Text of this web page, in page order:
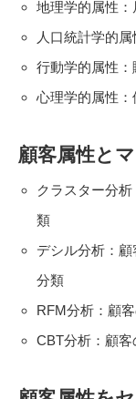
地理学的属性
人口統計学的
行動学的属性
心理学的属性
顧客属性と
クラスター分
類
デシル分析：
分類
RFM分析：顧
CBT分析：顧客